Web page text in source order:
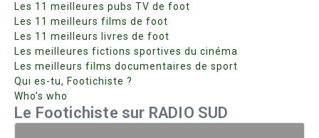
Les 11 meilleures pubs TV de foot
Les 11 meilleurs films de foot
Les 11 meilleurs livres de foot
Les meilleures fictions sportives du cinéma
Les meilleurs films documentaires de sport
Qui es-tu, Footichiste ?
Who’s who
Le Footichiste sur RADIO SUD